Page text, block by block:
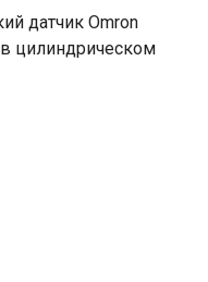
датчик Omron
цилиндрическом